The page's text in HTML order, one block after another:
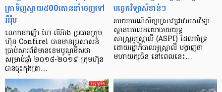
ត្រាទិញស្វាយ៥00តោននាំចេញទៅ
អឺរ៉ុប
លោកឧកញ៉ា ហៃ លីអ៊ាង ប្រធានក្រុម
ហ៊ុន Confirel បានមានប្រសាសន៍
ប្រាប់សារព័ត៌មានខេមបូណូមីសថា
សម្រាប់ឆ្នាំ ២០១៨-២០១៩ ក្រុមហ៊ុន
បានចុះកុងត្រា…
បច្ចេកវិទ្យាសំខាន់ៗ
របាយការណ៍សិក្សាស្រាវជ្រាវរបស់វិទ្យា
ស្ថានគោលនយោបាយយុទ្ធ
សាស្ត្រអូស្ត្រាលី (ASPI) ដែលគាំទ្រ
ដោយរដ្ឋាភិបាលអូស្ត្រាលី បង្ហាញថា
មហាយក្សចិន នៅពេលនេះ…